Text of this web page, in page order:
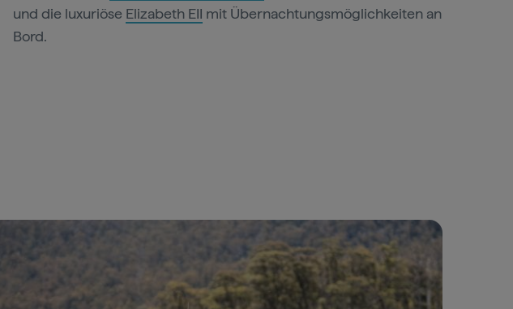
und die luxuriöse Elizabeth EII mit Übernachtungsmöglichkeiten an
Bord.